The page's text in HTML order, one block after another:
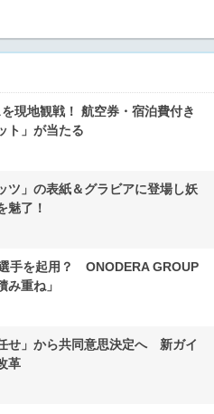
現地観戦！ 航空券・宿泊費付き
ト」が当たる
ツ」の表紙＆グラビアに登場し妖
魅了！
手を起用？ ONODERA GROUP
み重ね」
せ」から共同意思決定へ 新ガイ
革